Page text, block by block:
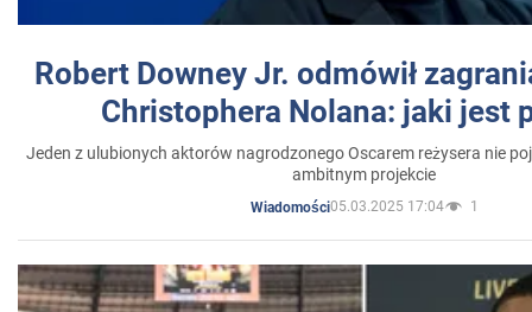
Robert Downey Jr. odmówił
Christophera Nolana: jaki jest
Jeden z ulubionych aktorów nagrodzonego Oscarem reżysera nie
ambitnym projekcie
Wiadomości05.03.2025 17:04 1